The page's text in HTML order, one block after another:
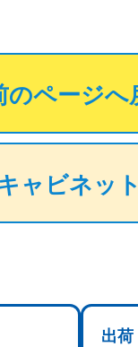
のページへ
ャビネッ
出荷